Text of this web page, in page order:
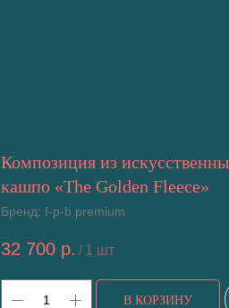
Композиция из
кашпо «The Golden Fleece»
Бренд: f-p-b premium
32 700 р. / 1 шт
В КОРЗИНУ